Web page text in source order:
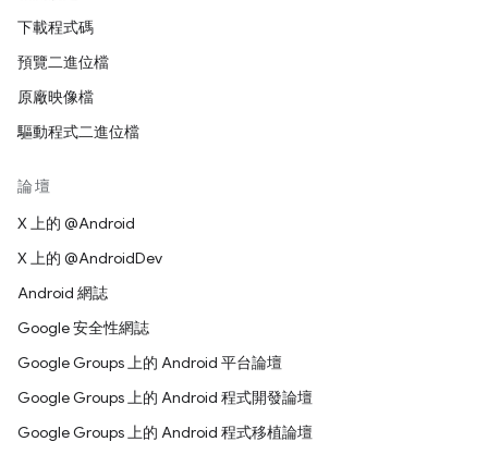
下載程式碼
預覽二進位檔
原廠映像檔
驅動程式二進位檔
論壇
X 上的 @Android
X 上的 @AndroidDev
Android 網誌
Google 安全性網誌
Google Groups 上的 Android 平台論壇
Google Groups 上的 Android 程式開發論壇
Google Groups 上的 Android 程式移植論壇